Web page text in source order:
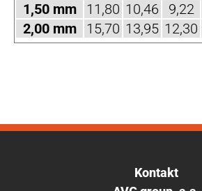
1,50 mm
11,80 10,46 9,22
2,00 mm
15,70 13,95 12,30
Kontakt